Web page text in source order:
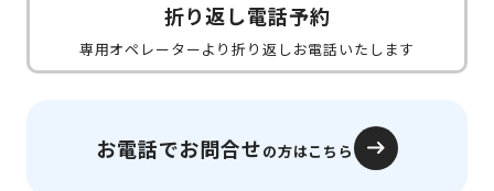
折り返し電話予約
専用オペレーターより折り返しお電話いたします
お電話でお問合せの方はこちら